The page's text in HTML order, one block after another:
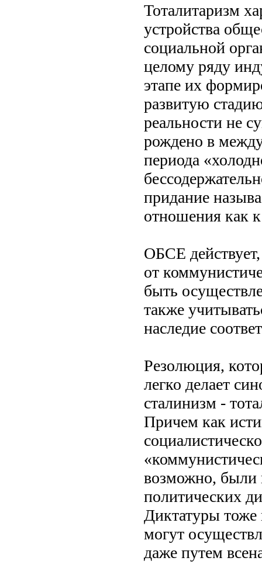
Тоталитаризм
устройства
социальной
целому ряду
этапе их
развитую
реальности не
рождено в
периода
придание
отношения как
ОБСЕ действует,
от
быть
также
наследие
Резолюция,
легко делает
сталинизм -
Причем как
возможно, были
политических
Диктатуры
могут
даже путем